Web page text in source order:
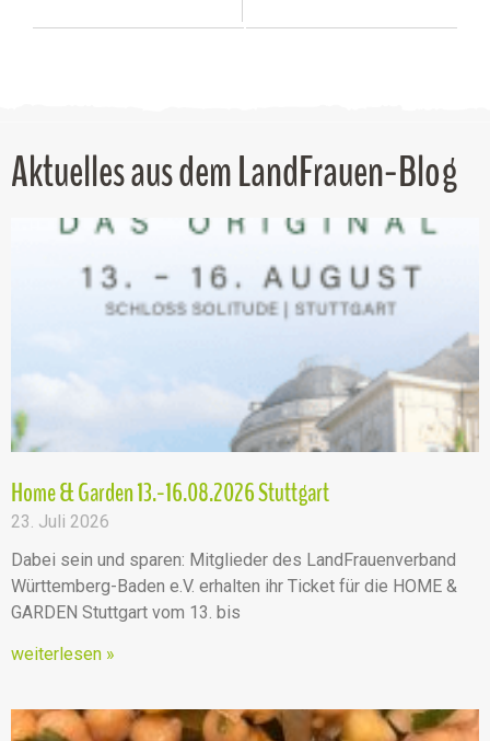
Aktuelles aus dem LandFrauen-Blog
Home & Garden 13.-16.08.2026 Stuttgart
23. Juli 2026
Dabei sein und sparen: Mitglieder des LandFrauenverband
Württemberg-Baden e.V. erhalten ihr Ticket für die HOME &
GARDEN Stuttgart vom 13. bis
weiterlesen »